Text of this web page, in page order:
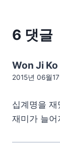
6 댓글
Won Ji Ko
2015년 06월
십계명을
재미가 늘